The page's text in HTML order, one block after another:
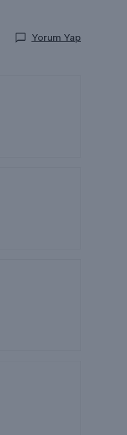
Yorum Yap